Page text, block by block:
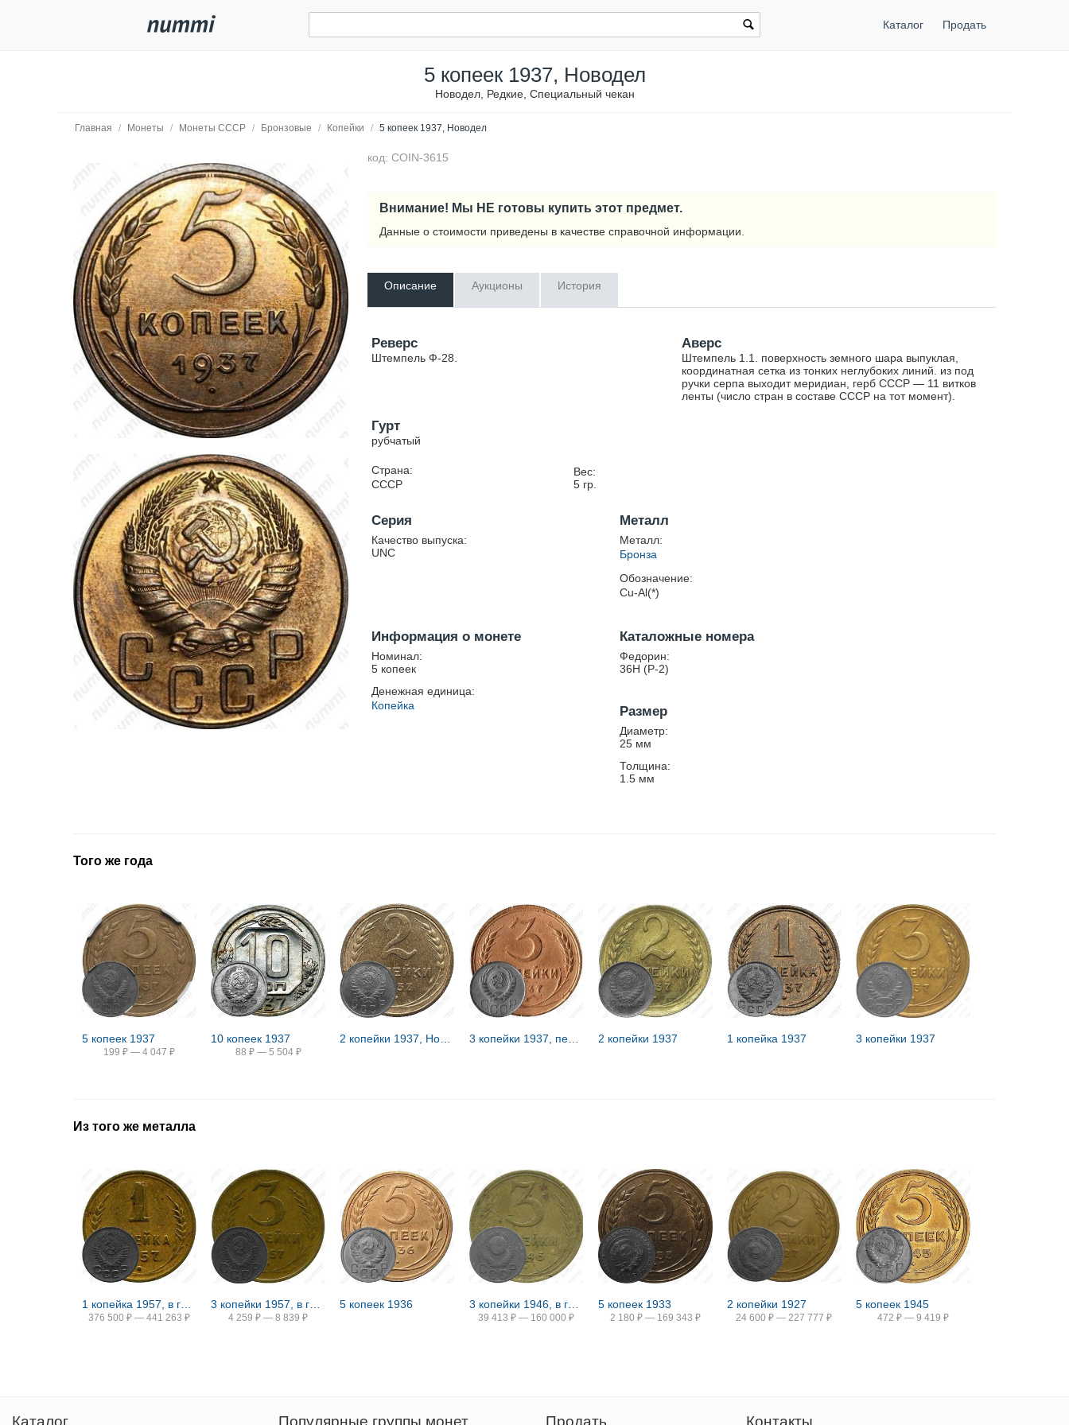
Каталог Продать
5 копеек 1937, Новодел
Новодел, Редкие, Специальный чекан
Главная / Монеты / Монеты СССР / Бронзовые / Копейки / 5 копеек 1937, Новодел
код: COIN-3615
Внимание! Мы НЕ готовы купить этот предмет.
Данные о стоимости приведены в качестве справочной информации.
Описание Аукционы История
Реверс
Штемпель Ф-28.
Аверс
Штемпель 1.1. поверхность земного шара выпуклая,
координатная сетка из тонких неглубоких линий. из под
ручки серпа выходит меридиан, герб СССР — 11 витков
ленты (число стран в составе СССР на тот момент).
Гурт
рубчатый
Страна:
СССР
Вес:
5гр.
Серия
Качество выпуска:
UNC
Металл
Металл:
Бронза
Обозначение:
Cu-Al(*)
Информация о монете
Номинал:
5 копеек
Денежная единица:
Копейка
Каталожные номера
Федорин:
36Н (Р-2)
Размер
Диаметр:
25 мм
Толщина:
1.5 мм
Того же года
5 копеек 1937
199 ₽ — 4 047 ₽
10 копеек 1937
88 ₽ — 5 504 ₽
3 копейки 1937, перепутка, звезда маленькая, плоская, аверс от 20 копеек 1937 года, реверс штемпель В 2 копейки 1937 1 копейка 1937 3 копейки 1937
Из того же металла
376 500 ₽ — 441 263 ₽ 4 259 ₽ — 8 839 ₽
5 копеек 1936 3 копейки 1946, в гербе 16 лент (герб 1948 года)
39 413 ₽ — 160 000 ₽
5 копеек 1933
2 180 ₽ — 169 343 ₽
2 копейки 1927
24 600 ₽ — 227 777 ₽
5 копеек 1945
472 ₽ — 9 419 ₽
Каталог Популярные группы монет Продать Контакты